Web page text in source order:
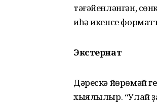
тәғәйен­ләнгән,
иһә икенсе
Экстернат
Дәрескә йөрөмәй
хыялылыр. “Улай